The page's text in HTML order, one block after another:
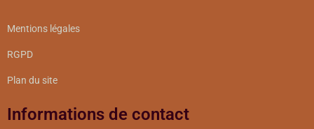
Mentions légales
RGPD
Plan du site
Informations de contact